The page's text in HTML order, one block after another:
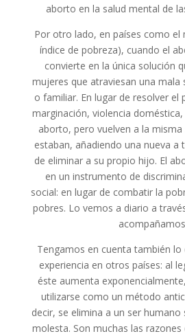
aborto en la salud mental de
Por otro lado, en países como el
índice de pobreza), cuando el
convierte en la única solución
mujeres que atraviesan una mala
o familiar. En lugar de resolver el
marginación, violencia
aborto, pero vuelven a la
estaban, añadiendo una nueva a
de eliminar a su propio hijo. El
en un instrumento de
social: en lugar de combatir la
pobres. Lo vemos a diario a
Tengamos en cuenta también
experiencia en otros países: al
éste aumenta
utilizarse como un método
decir, se elimina a un ser
molesta. Son muchas las